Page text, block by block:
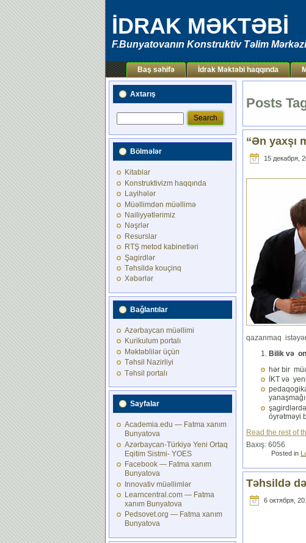
İDRAK MƏKTƏBİ
F.Bunyatovanın Konstruktiv Təlim Mərkəzi
Baş səhifə İdrak Məktəbi haqqında
Axtarış
Bölmələr
Kitablar
Konstruktivizm haqqında
Layihələr
Müəllimdən müəllimə
Nailiyyətlərimiz
Nəşrlər
Resurslar
RTŞ metod kabinetləri
Şagirdlər
Təhsildə kouçinq
Xəbərlər
Bağlantılar
Azərbaycan müəllimi
Kurikulum portalı
Məktəblilər üçün
Təhsil Nazirliyi
Təhsil portalı
Sayfalar
Academia.edu — Fatma xanım
Bunyatova
Azərbaycan-Türkiyə Yeni Ortaq
Eqitim Sistmi- YOES
Facebook — Fatma xanım
Bunyatova
Innovativ müəllimlər
Learncentral.com — Fatma
xanım Bunyatova
Pedsovet.org — Fatma xanım
Bunyatova
Posts
“Ən yaxşı
15 декабря,
qazanmaq
Bilik və
hər bir
İKT və
öyrətməyi
Read the rest of
Baxış: 6056
Posted in
Təhsildə
6 октября,